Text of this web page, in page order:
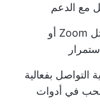
مع الدعم
اختيار منصة مؤتمرات فيديو مثل Zoom أو
بفعالية
في أدوات